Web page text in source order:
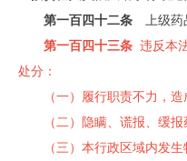
第一百四十二条 上级药
第一百四十三条 违反本
处分：
（一）履行职责不力，
（二）隐瞒、谎报、缓
（三）本行政区域内发